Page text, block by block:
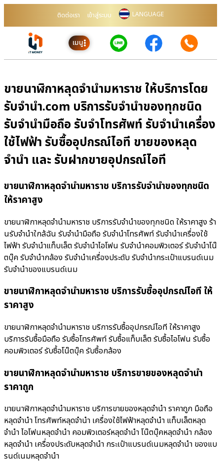
ติดต่อเรา เข้าสู่ระบบ LANGUAGE
เมนู
ขายนาฬิกาหลุดจำนำมหาราช ให้บริการโดย
รับจํานํา.com บริการรับจำนำของทุกชนิด
รับจำนำมือถือ รับจำโทรศัพท์ รับจำนำเครื่อง
ใช้ไฟฟ้า รับซื้ออุปกรณ์ไอที ขายของหลุด
จำนำ และ รับฝากขายอุปกรณ์ไอที
ขายนาฬิกาหลุดจำนำมหาราช บริการรับจำนำของทุกชนิด
ให้ราคาสูง
ขายนาฬิกาหลุดจำนำมหาราช บริการรับจำนำของทุกชนิด ให้ราคาสูง ร้า
นรับจํานําใกล้ฉัน รับจำนำมือถือ รับจำนำโทรศัพท์ รับจำนำเครื่องใช้
ไฟฟ้า รับจำนำแท็บเล็ต รับจำนำไอโฟน รับจำนำคอมพิวเตอร์ รับจำนำโน๊
ตบุ๊ค รับจำนำกล้อง รับจำนำเครื่องประดับ รับจำนำกระเป๋าแบรนด์เนม
รับจำนำของแบรนด์เนม
ขายนาฬิกาหลุดจำนำมหาราช บริการรับซื้ออุปกรณ์ไอที ให้
ราคาสูง
ขายนาฬิกาหลุดจำนำมหาราช บริการรับซื้ออุปกรณ์ไอที ให้ราคาสูง
บริการรับซื้อมือถือ รับซื้อโทรศัพท์ รับซื้อแท็บเล็ต รับซื้อไอโฟน รับซื้อ
คอมพิวเตอร์ รับซื้อโน๊ตบุ๊ค รับซื้อกล้อง
ขายนาฬิกาหลุดจำนำมหาราช บริการขายของหลุดจำนำ
ราคาถูก
ขายนาฬิกาหลุดจำนำมหาราช บริการขายของหลุดจำนำ ราคาถูก มือถือ
หลุดจำนำ โทรศัพท์หลุดจำนำ เครื่องใช้ไฟฟ้าหลุดจำนำ แท็บเล็ตหลุด
จำนำ ไอโฟนหลุดจำนำ คอมพิวเตอร์หลุดจำนำ โน๊ตบุ๊คหลุดจำนำ กล้อง
หลุดจำนำ เครื่องประดับหลุดจำนำ กระเป๋าแบรนด์เนมหลุดจำนำ ของแบ
รนด์เนมหลุดจำนำ